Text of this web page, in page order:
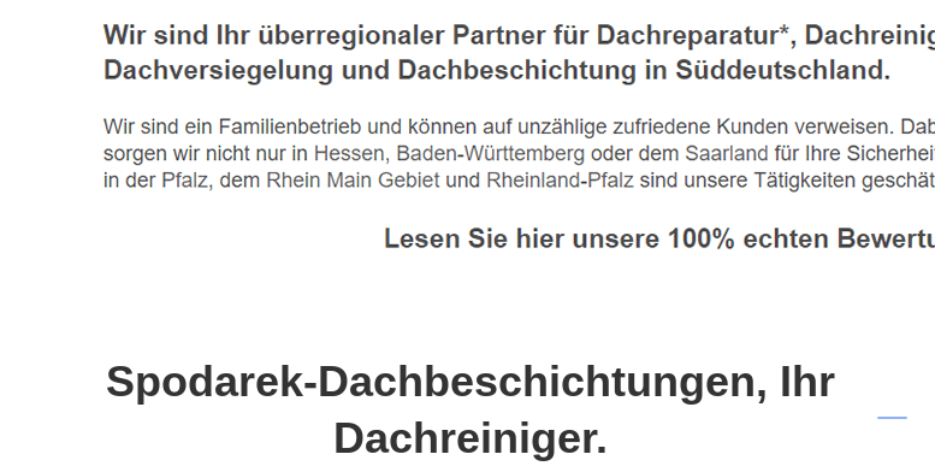
Spodarek-Dachbeschichtungen, Ihr
Dachreiniger.